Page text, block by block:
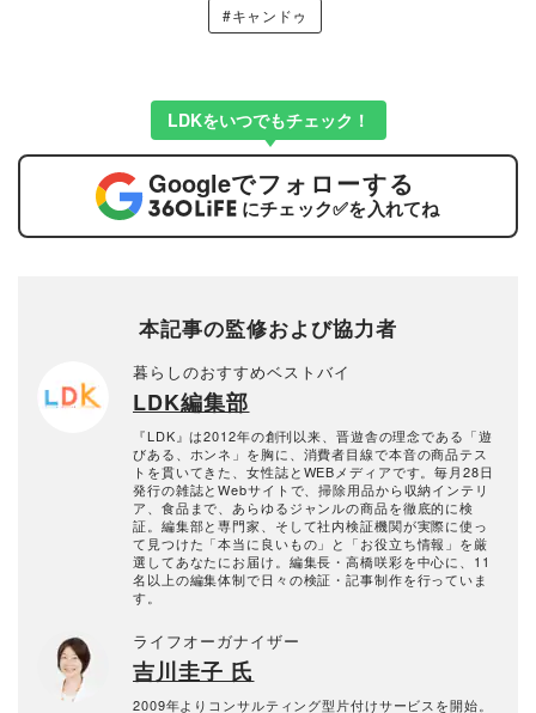
#キャンドゥ
LDKをいつでもチェック！
Googleでフォローする
にチェック✅を入れてね
本記事の監修および協力者
暮らしのおすすめベストバイ
LDK編集部
『LDK』は2012年の創刊以来、晋遊舎の理念である「遊
びある、ホンネ」を胸に、消費者目線で本音の商品テス
トを貫いてきた、女性誌とWEBメディアです。毎月28日
発行の雑誌とWebサイトで、掃除用品から収納インテリ
ア、食品まで、あらゆるジャンルの商品を徹底的に検
証。編集部と専門家、そして社内検証機関が実際に使っ
て見つけた「本当に良いもの」と「お役立ち情報」を厳
選してあなたにお届け。編集長・高橋咲彩を中心に、11
名以上の編集体制で日々の検証・記事制作を行っていま
す。
ライフオーガナイザー
吉川圭子 氏
2009年よりコンサルティング型片付けサービスを開始。